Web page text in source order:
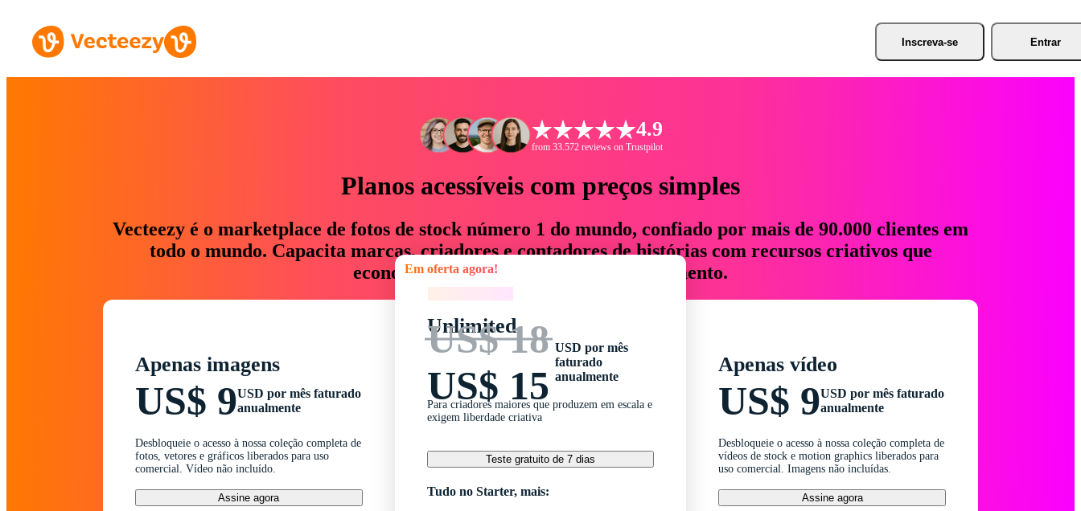
Inscreva-se Entrar
4.9
from 33.572 reviews on Trustpilot
Planos acessíveis com preços simples
Vecteezy é o marketplace de fotos de stock número 1 do mundo, confiado por mais de 90.000 clientes em
todo o mundo. Capacita marcas, criadores e contadores de histórias com recursos criativos que
economizam até 76% em tempo e orçamento.
Apenas imagens
US$ 9USD por mês faturado
anualmente
Desbloqueie o acesso à nossa coleção completa de
fotos, vetores e gráficos liberados para uso
comercial. Vídeo não incluído.
Assine agora
Em oferta agora!
Unlimited
US$ 18
US$ 15
USD por mês
faturado
anualmente
Para criadores maiores que produzem em escala e
exigem liberdade criativa
Teste gratuito de 7 dias
Tudo no Starter, mais:
Apenas vídeo
US$ 9USD por mês faturado
anualmente
Desbloqueie o acesso à nossa coleção completa de
vídeos de stock e motion graphics liberados para
uso comercial. Imagens não incluídas.
Assine agora